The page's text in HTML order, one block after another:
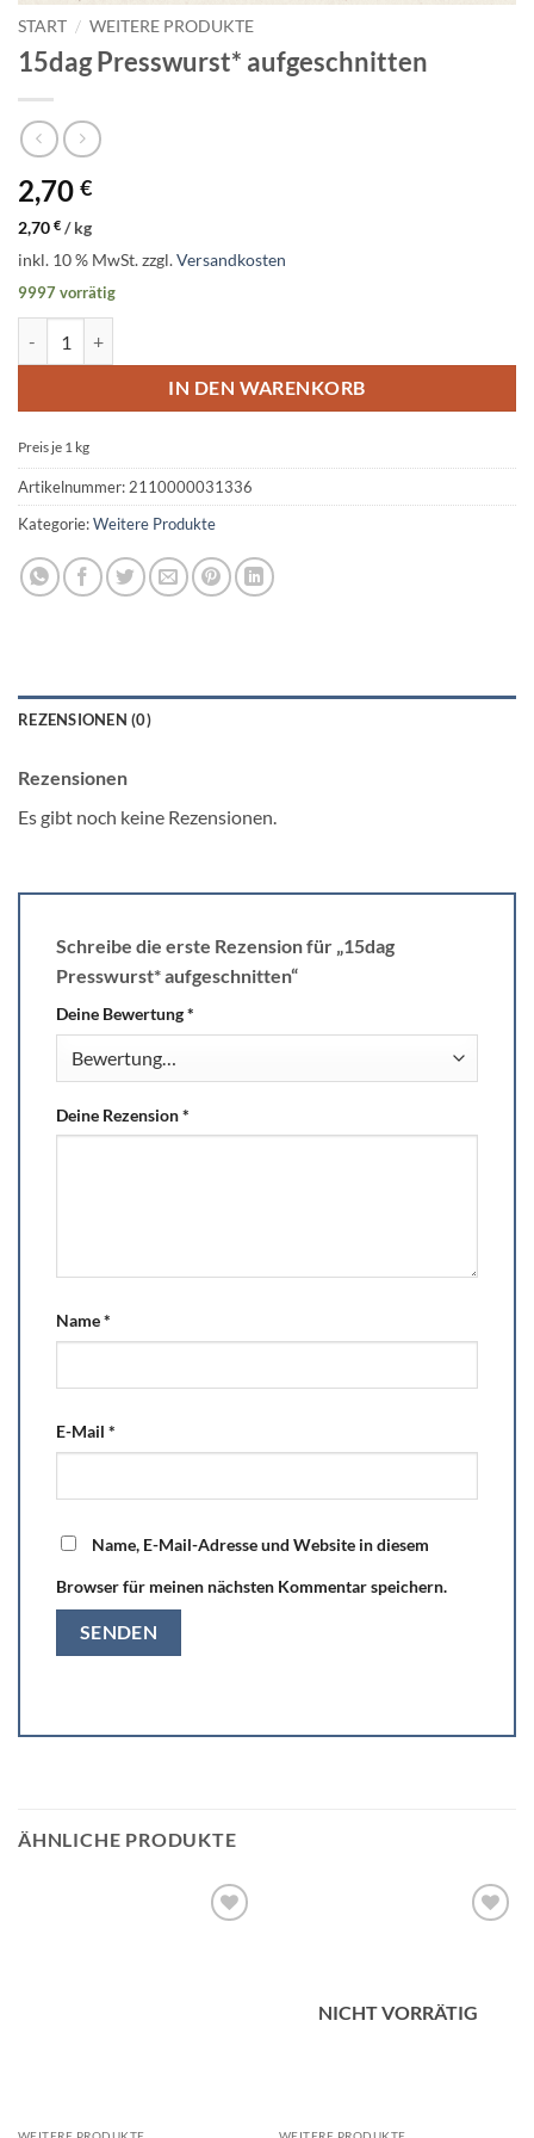
START / WEITERE PRODUKTE
15dag Presswurst* aufgeschnitten
2,70 €
2,70 € /kg
inkl. 10 % MwSt.zzgl.Versandkosten
9997 vorrätig
IN DEN WARENKORB
Preis je 1 kg
Artikelnummer: 2110000031336
Kategorie:Weitere Produkte
REZENSIONEN (0)
Rezensionen
Es gibt noch keine Rezensionen.
Schreibe die erste Rezension für „15dag
Presswurst* aufgeschnitten“
Deine Bewertung*
Deine Rezension*
Name*
E-Mail *
Name, E-Mail-Adresse und Website in diesem
Browser für meinen nächsten Kommentar speichern.
ÄHNLICHE PRODUKTE
NICHT VORRÄTIG